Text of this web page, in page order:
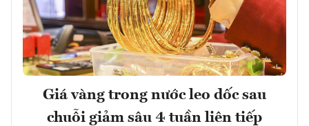
Giá vàng trong nước leo dốc sau
chuỗi giảm sâu 4 tuần liên tiếp